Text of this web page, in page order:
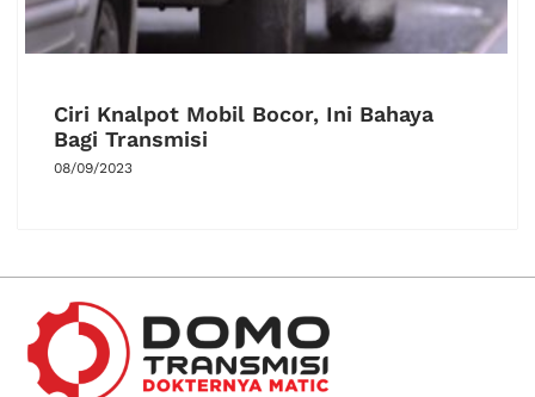
Ciri Knalpot Mobil Bocor, Ini Bahaya
Bagi Transmisi
08/09/2023